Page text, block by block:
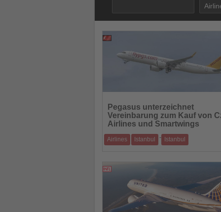
Sie
die
Nachrichten
Pegasus unterzeichnet
Vereinbarung zum Kauf von
Airlines und Smartwings
Airlines Istanbul - Istanbul
das Unternehmen einen wichtigen Schri